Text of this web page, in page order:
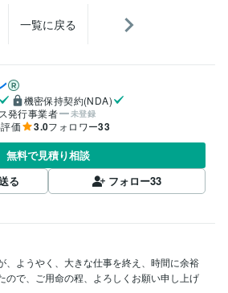
一覧に戻る
機密保持契約(NDA)
発行事業者
未登録
評価 3.0フォロワー33
無料で見積り相談
る
フォロー33
、ようやく、大きな仕事を終え、時間に余裕
ので、ご用命の程、よろしくお願い申し上げ